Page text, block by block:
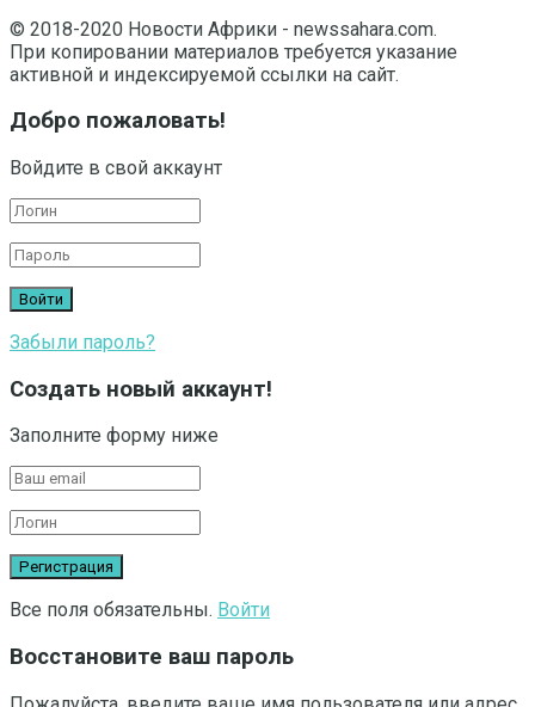
© 2018-2020 Новости Африки - newssahara.com.
При копировании материалов требуется указание
активной и индексируемой ссылки на сайт.
Добро пожаловать!
Войдите в свой аккаунт
Забыли пароль?
Создать новый аккаунт!
Заполните форму ниже
Все поля обязательны. Войти
Восстановите ваш пароль